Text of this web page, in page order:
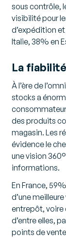
sous contrôle,
visibilité pour
d’expédition
Italie, 38% en
La
À l’ère de
stocks a
des produits
magasin. Les
évidence le
une vision
informations.
En France,
d’une
entrepôt, voire
d’entre elles,
points de